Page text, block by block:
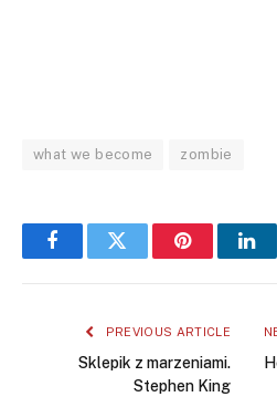
what we become zombie
FacebookTwitter Pinterest
PREVIOUS ARTICLE
Sklepik z marzeniami.
Stephen King